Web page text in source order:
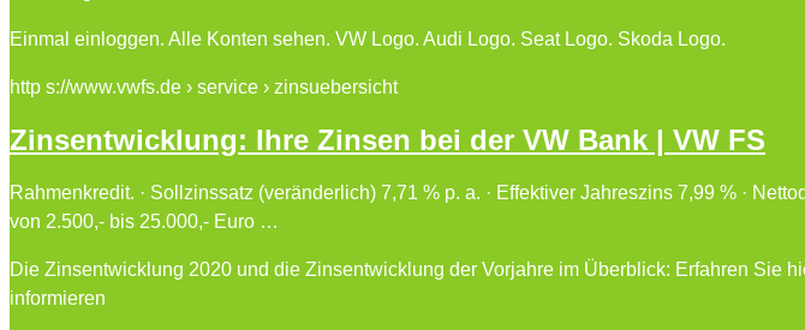
Einmal einloggen. Alle Konten sehen. VW Logo. Audi Logo. Seat Logo. Skoda Logo.
http s://www.vwfs.de › service › zinsuebersicht
Zinsentwicklung: Ihre Zinsen bei der VW Bank | VW FS
Rahmenkredit. · Sollzinssatz (veränderlich) 7,71 % p. a. · Effektiver Jahreszins 7,99 % ·
von 2.500,- bis 25.000,- Euro …
Die Zinsentwicklung 2020 und die Zinsentwicklung der Vorjahre im Überblick: Erfahren Sie
informieren